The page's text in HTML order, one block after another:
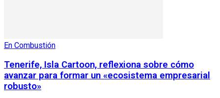
En Combustión
Tenerife, Isla Cartoon, reflexiona sobre cómo
avanzar para formar un «ecosistema empresarial
robusto»